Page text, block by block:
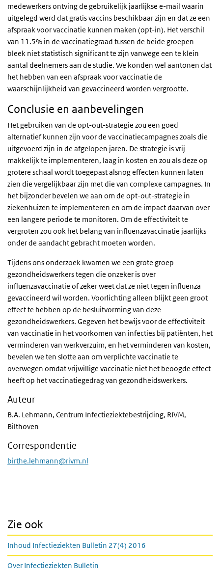
medewerkers ontving de gebruikelijk jaarlijkse e-mail waarin
uitgelegd werd dat gratis vaccins beschikbaar zijn en dat ze een
afspraak voor vaccinatie kunnen maken (opt-in). Het verschil
van 11.5% in de vaccinatiegraad tussen de beide groepen
bleek niet statistisch significant te zijn vanwege een te klein
aantal deelnemers aan de studie. We konden wel aantonen dat
het hebben van een afspraak voor vaccinatie de
waarschijnlijkheid van gevaccineerd worden vergrootte.
Conclusie en aanbevelingen
Het gebruiken van de opt-out-strategie zou een goed
alternatief kunnen zijn voor de vaccinatiecampagnes zoals die
uitgevoerd zijn in de afgelopen jaren. De strategie is vrij
makkelijk te implementeren, laag in kosten en zou als deze op
grotere schaal wordt toegepast alsnog effecten kunnen laten
zien die vergelijkbaar zijn met die van complexe campagnes. In
het bijzonder bevelen we aan om de opt-out-strategie in
ziekenhuizen te implementeren en om de impact daarvan over
een langere periode te monitoren. Om de effectiviteit te
vergroten zou ook het belang van influenzavaccinatie jaarlijks
onder de aandacht gebracht moeten worden.
Tijdens ons onderzoek kwamen we een grote groep
gezondheidswerkers tegen die onzeker is over
influenzavaccinatie of zeker weet dat ze niet tegen influenza
gevaccineerd wil worden. Voorlichting alleen blijkt geen groot
effect te hebben op de besluitvorming van deze
gezondheidswerkers. Gegeven het bewijs voor de effectiviteit
van vaccinatie in het voorkomen van infecties bij patiënten, het
verminderen van werkverzuim, en het verminderen van kosten,
bevelen we ten slotte aan om verplichte vaccinatie te
overwegen omdat vrijwillige vaccinatie niet het beoogde effect
heeft op het vaccinatiegedrag van gezondheidswerkers.
Auteur
B.A. Lehmann, Centrum Infectieziektebestrijding, RIVM,
Bilthoven
Correspondentie
birthe.lehmann@rivm.nl
Zie ook
Inhoud Infectieziekten Bulletin 27(4) 2016
Over Infectieziekten Bulletin